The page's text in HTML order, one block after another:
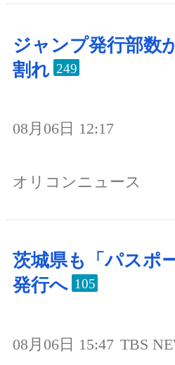
ジャンプ発行部数
割れ 249
08月06日 12:17
オリコンニュース
茨城県も「パスポ
発行へ 105
08月06日 15:47 TBS